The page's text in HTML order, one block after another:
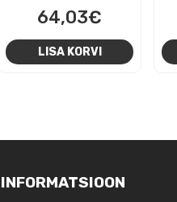
64,03€
LISA KORVI
INFORMATSIOON